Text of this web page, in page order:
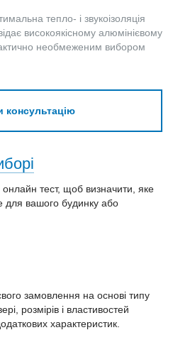
тепло- і звукоізоляція
високоякісному алюмінієвому
необмеженим вибором
консультацію
тест, щоб визначити, яке
для вашого будинку або
замовлення на основі типу
розмірів і властивостей
характеристик.